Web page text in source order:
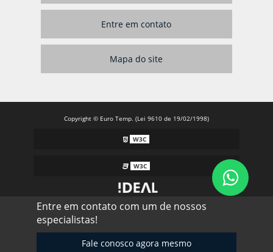
Entre em contato com um de nossos
especialistas!
Fale conosco agora mesmo
Entre em contato
Mapa do site
Copyright © Euro Temp. (Lei 9610 de 19/02/1998)
W3C
W3C